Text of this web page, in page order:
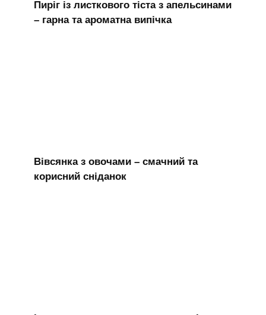
Пиріг із листкового тіста з апельсинами
– гарна та ароматна випічка
Вівсянка з овочами – смачний та
корисний сніданок